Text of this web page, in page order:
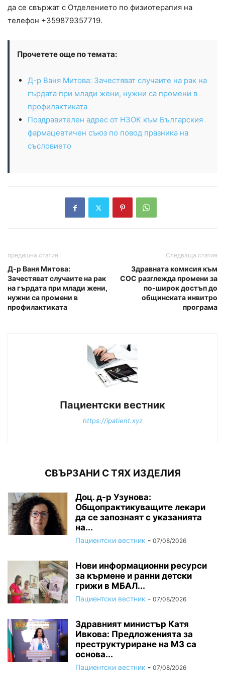
да се свържат с Отделението по физиотерапия на
телефон +359879357719.
Прочетете още по темата:
Д-р Ваня Митова: Зачестяват случаите на рак на
гърдата при млади жени, нужни са промени в
профилактиката
Поздравителен адрес от НЗОК към Българския
фармацевтичен съюз по повод празника на
съсловието
предишна статия
Д-р Ваня Митова:
Зачестяват случаите на рак
на гърдата при млади жени,
нужни са промени в
профилактиката
Следваща статия
Здравната комисия към
СОС разглежда промени за
по-широк достъп до
общинската инвитро
програма
Пациентски вестник
https://ipatient.xyz
СВЪРЗАНИ С ТЯХ ИЗДЕЛИЯ
Доц. д-р Узунова:
Общопрактикуващите лекари
да се запознаят с указанията
на...
Пациентски вестник - 07/08/2026
Нови информационни ресурси
за кърмене и ранни детски
грижи в МБАЛ...
Пациентски вестник - 07/08/2026
Здравният министър Катя
Ивкова: Предложенията за
преструктуриране на МЗ са
основа...
Пациентски вестник - 07/08/2026